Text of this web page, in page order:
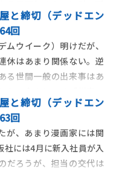
尽きて行くことになった
だらすぐ帰るので、東京
に乗っている時間より短
今回はＳ（hit）学館の用
と締切（デッドエン
回
ムウイーク）明けだが、
休はあまり関係ない。逆
る世間一般の出来事はあ
い。ＧＷが無関係という
やってくるらしい五月病
かし、そうした季節病に
「オールシーズンいつで
と締切（デッドエン
回
が、あまり漫画家には関
社には4月に新入社員が入
だろうが、担当の交代は